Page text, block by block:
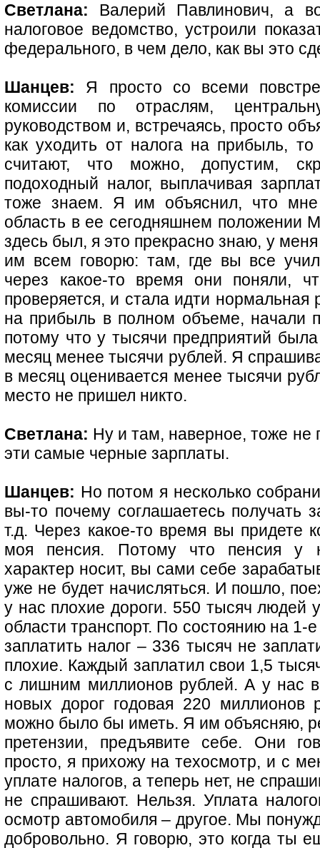
Светлана: Валерий Павлинович, а
налоговое ведомство, устроили
федерального, в чем дело, как вы это
Шанцев: Я просто со всеми
комиссии по отраслям,
руководством и, встречаясь, просто
как уходить от налога на прибыль,
считают, что можно, допустим,
подоходный налог, выплачивая
тоже знаем. Я им объяснил, что мне
область в ее сегодняшнем положении
здесь был, я это прекрасно знаю, у
им всем говорю: там, где вы все
через какое-то время они поняли,
проверяется, и стала идти нормальная
на прибыль в полном объеме, начали
потому что у тысячи предприятий
месяц менее тысячи рублей. Я
в месяц оценивается менее тысячи
место не пришел никто.
Светлана: Ну и там, наверное, тоже не
эти самые черные зарплаты.
Шанцев: Но потом я несколько
вы-то почему соглашаетесь получать
т.д. Через какое-то время вы придете
моя пенсия. Потому что пенсия у
характер носит, вы сами себе
уже не будет начисляться. И пошло,
у нас плохие дороги. 550 тысяч людей
области транспорт. По состоянию на
заплатить налог – 336 тысяч не
плохие. Каждый заплатил свои 1,5
с лишним миллионов рублей. А у нас
новых дорог годовая 220
можно было бы иметь. Я им объясняю,
претензии, предъявите себе. Они
просто, я прихожу на техосмотр, и с
уплате налогов, а теперь нет, не
не спрашивают. Нельзя. Уплата
осмотр автомобиля – другое. Мы
добровольно. Я говорю, это когда ты